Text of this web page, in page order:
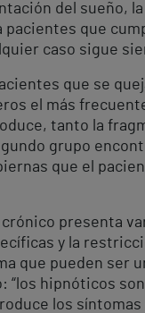
del sueño,
que
caso sigue
que se
el más
tanto la
grupo
que el
presenta
y la
que pueden ser
hipnóticos
los